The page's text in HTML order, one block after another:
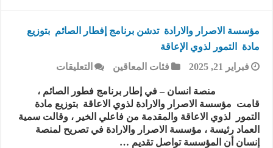
مؤسسة الاصرار والارادة تدشن برنامج إفطار الصائم بتوزيع
مادة التمور لذوي الإعاقة
فبراير 21, 2025
فئات المعاقين التعليقات
الاصرار
والارادة
تدشن
برنامج
إفطار
منصة انسان – في إطار برنامج فطور الصائم ،
قامت مؤسسة الاصرار والارادة لذوي الاعاقة بتوزيع مادة
التمور لذوي الاعاقة والمقدمة من فاعلي الخير ، وقالت سمية
العماد رئيسة ، مؤسسة الاصرار والارادة في تصريح لمنصة
إنسان أن المؤسسة تواصل تقديم …